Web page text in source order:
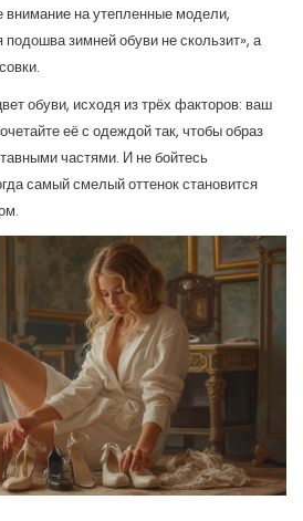
внимание на утепленные модели,
подошва зимней обуви не скользит», а
обуви, исходя из трёх факторов: ваш
её с одеждой так, чтобы образ
частями. И не бойтесь
самый смелый оттенок становится